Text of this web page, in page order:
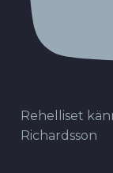
Rehelliset
Richardsson